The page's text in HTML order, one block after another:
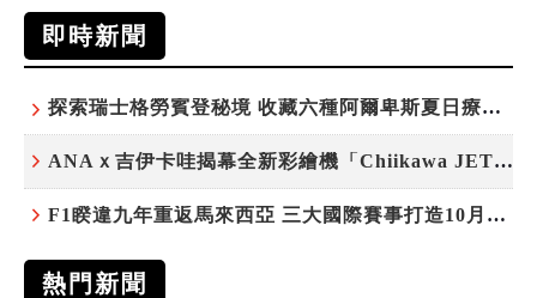
即時新聞
探索瑞士格勞賓登秘境 收藏六種阿爾卑斯夏日療癒之旅
ANAｘ吉伊卡哇揭幕全新彩繪機「Chiikawa JET」
F1睽違九年重返馬來西亞 三大國際賽事打造10月運動旅遊熱潮 賽車、自行車、路跑同週登場
熱門新聞